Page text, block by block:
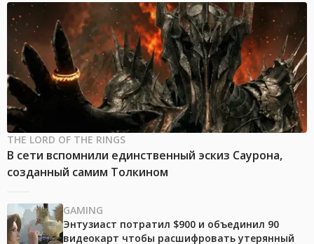
THE LORD OF THE RINGS
В сети вспомнили единственный эскиз Саурона,
созданный самим Толкином
GAMING
Энтузиаст потратил $900 и объединил 90
видеокарт чтобы расшифровать утерянный